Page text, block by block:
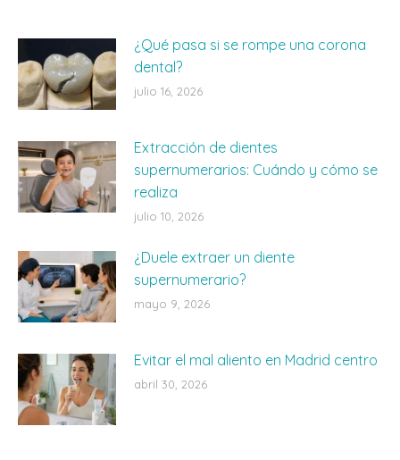
¿Qué pasa si se rompe una corona
dental?
julio 16, 2026
Extracción de dientes
supernumerarios: Cuándo y cómo se
realiza
julio 10, 2026
¿Duele extraer un diente
supernumerario?
mayo 9, 2026
Evitar el mal aliento en Madrid centro
abril 30, 2026